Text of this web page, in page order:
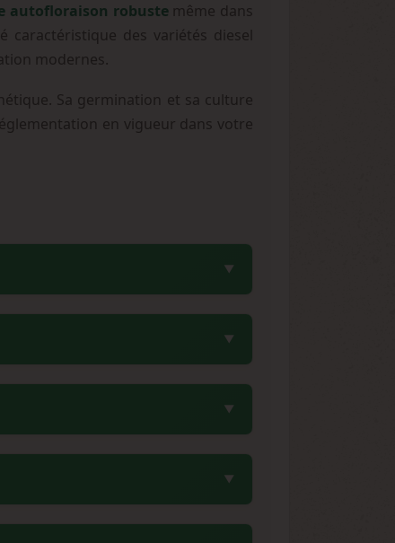
autofloraison robustemême dans
des variétés diesel
modernes.
Sa germination et sa culture
en vigueur dans votre
rendant cette variété
dans un format autofloraison plus
et d'un contenant hermétique